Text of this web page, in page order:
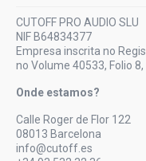
CUTOFF PRO AUDIO SLU
NIF B64834377
Empresa inscrita no
no Volume 40533, Folio
Onde estamos?
Calle Roger de Flor 122
08013 Barcelona
info@cutoff.es